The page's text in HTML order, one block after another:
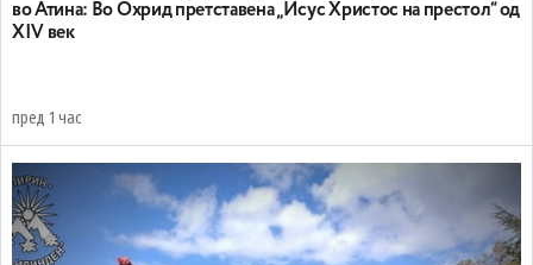
во Атина: Во Охрид претставена „Исус Христос на престол“ од
XIV век
пред 1 час